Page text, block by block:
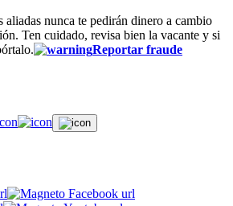
aliadas nunca te pedirán dinero a cambio
Ten cuidado, revisa bien la vacante y si
Reportar fraude